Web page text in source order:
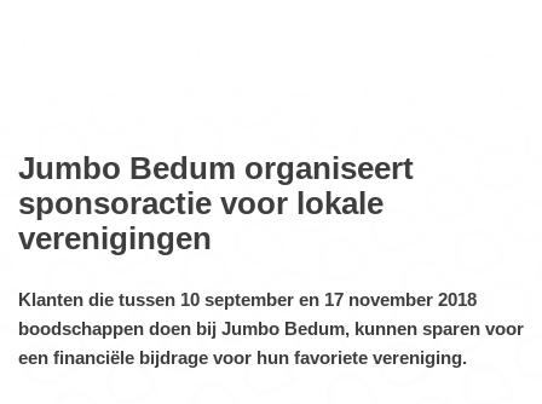
Jumbo Bedum organiseert
sponsoractie voor lokale
verenigingen
Klanten die tussen 10 september en 17 november 2018
boodschappen doen bij Jumbo Bedum, kunnen sparen voor
een financiële bijdrage voor hun favoriete vereniging.